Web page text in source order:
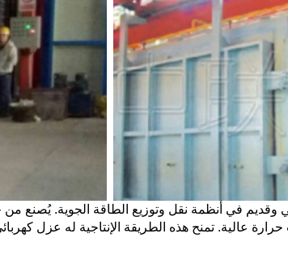
عالية. تمنح هذه الطريقة الإنتاجية له عزل